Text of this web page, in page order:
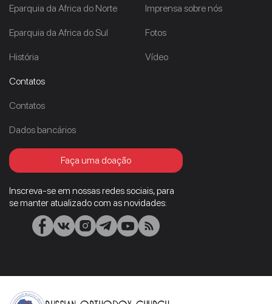
Eparquia da Africa do Norte
Eparquia da Africa do Sul
História
Imprensa sobre nós
Fotos
Vídeo
Contatos
Contatos
Dados bancários
Faça uma doação
Inscreva-se em nossas redes sociais, para
se manter atualizado com as novidades: